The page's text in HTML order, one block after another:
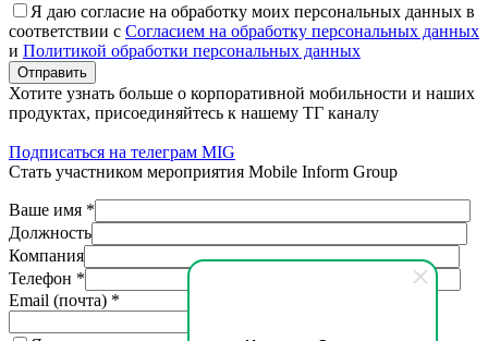
Я даю согласие на обработку моих персональных данных в
соответствии с Согласием на обработку персональных данных
и Политикой обработки персональных данных
Отправить
Хотите узнать больше о корпоративной мобильности и наших
продуктах, присоединяйтесь к нашему ТГ каналу
Подписаться на телеграм MIG
Стать участником мероприятия Mobile Inform Group
Ваше имя *
Должность
Компания
Телефон *
Email (почта) *